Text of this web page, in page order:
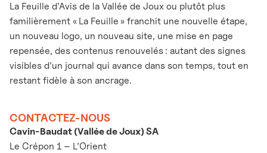
La Feuille d’Avis de la Vallée de Joux ou plutôt plus
familièrement « La Feuille » franchit une nouvelle étape,
un nouveau logo, un nouveau site, une mise en page
repensée, des contenus renouvelés : autant des signes
visibles d’un journal qui avance dans son temps, tout en
restant fidèle à son ancrage.
CONTACTEZ-NOUS
Cavin-Baudat (Vallée de Joux) SA
Le Crépon 1 – L’Orient